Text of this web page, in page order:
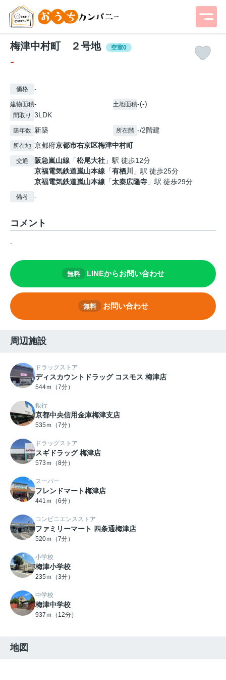
梅津中村町 ２号地 空室0
-
価格 -
建物面積- 土地面積-(-)
間取り 3LDK
築年数 新築 所在階 -/2階建
所在地 京都府京都市右京区梅津中村町
交通 阪急嵐山線 「松尾大社 」駅 徒歩12分
京福電気鉄道嵐山本線 「有栖川
」駅 徒歩25分
京福電気鉄道嵐山本線 「太秦広隆寺 」駅 徒歩29分
備考 -
コメント
-
無料 LINEからお問い合わせ
無料 お問い合わせ
周辺施設
ドラッグストア
ディスカウントドラッグ コスモス 梅津店
544ｍ（7分）
銀行
京都中央信用金庫梅津支店
535ｍ（7分）
ドラッグストア
スギドラッグ 梅津店
573ｍ（8分）
スーパー
フレンドマート梅津店
441ｍ（6分）
コンビニエンスストア
ファミリーマート 四条通梅津店
520ｍ（7分）
小学校
梅津小学校
235ｍ（3分）
中学校
梅津中学校
937ｍ（12分）
地図